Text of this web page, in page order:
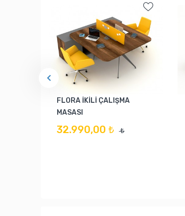
FLORA İKİLİ ÇALIŞMA
MASASI
32.990,00 ₺ ₺